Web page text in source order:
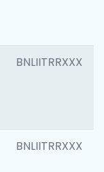
BNLIITRRXXX
BNLIITRRXXX